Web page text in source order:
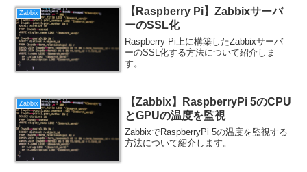
Zabbix
【Raspberry Pi】Zabbixサーバ
ーのSSL化
Raspberry Pi上に構築したZabbixサーバ
ーのSSL化する方法について紹介しま
す。
Zabbix
【Zabbix】RaspberryPi 5のCPU
とGPUの温度を監視
ZabbixでRaspberryPi 5の温度を監視する
方法について紹介します。